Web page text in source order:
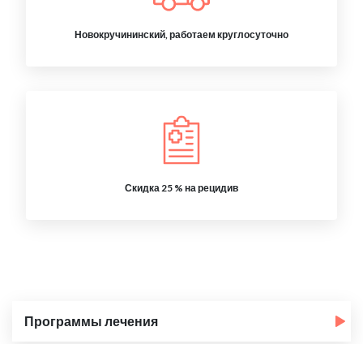
Новокручининский, работаем круглосуточно
Скидка 25 % на рецидив
Программы лечения